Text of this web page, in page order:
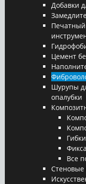
Добавки
Цемент
Шурупы
опалубки
Все